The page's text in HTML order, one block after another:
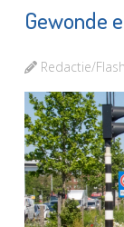
Gewonde
Redactie/